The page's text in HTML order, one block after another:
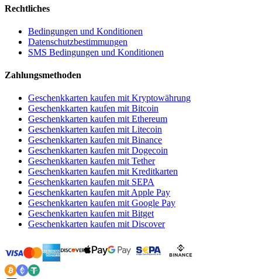
Rechtliches
Bedingungen und Konditionen
Datenschutzbestimmungen
SMS Bedingungen und Konditionen
Zahlungsmethoden
Geschenkkarten kaufen mit Kryptowährung
Geschenkkarten kaufen mit Bitcoin
Geschenkkarten kaufen mit Ethereum
Geschenkkarten kaufen mit Litecoin
Geschenkkarten kaufen mit Binance
Geschenkkarten kaufen mit Dogecoin
Geschenkkarten kaufen mit Tether
Geschenkkarten kaufen mit Kreditkarten
Geschenkkarten kaufen mit SEPA
Geschenkkarten kaufen mit Apple Pay
Geschenkkarten kaufen mit Google Pay
Geschenkkarten kaufen mit Bitget
Geschenkkarten kaufen mit Discover